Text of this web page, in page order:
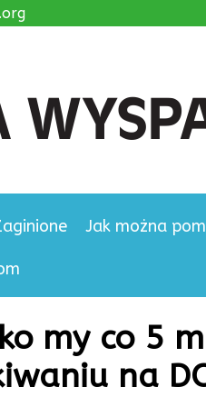
Jak można
my co 5
na